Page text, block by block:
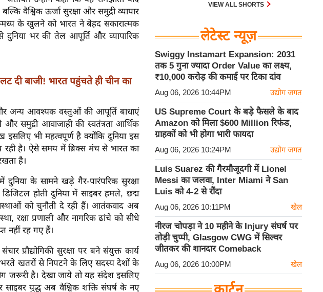
वैश्विक ऊर्जा सुरक्षा और समुद्री व्यापार
के खुलने को भारत ने बेहद सकारात्मक
दुनिया भर की तेल आपूर्ति और व्यापारिक
दी बाजी! भारत पहुंचते ही चीन का
अन्य आवश्यक वस्तुओं की आपूर्ति बाधाएं
समुद्री आवाजाही की स्वतंत्रता आर्थिक
इसलिए भी महत्वपूर्ण है क्योंकि दुनिया इस
है। ऐसे समय में ब्रिक्स मंच से भारत का
है।
दुनिया के सामने खड़े गैर-पारंपरिक सुरक्षा
होती दुनिया में साइबर हमले, छद्म
को चुनौती दे रही हैं। आतंकवाद अब
रक्षा प्रणाली और नागरिक ढांचे को सीधे
नहीं रह गए हैं।
प्रौद्योगिकी सुरक्षा पर बने संयुक्त कार्य
उभरते खतरों से निपटने के लिए सदस्य देशों के
जरूरी है। देखा जाये तो यह संदेश इसलिए
साइबर युद्ध अब वैश्विक शक्ति संघर्ष के नए
VIEW ALL SHORTS
लेटेस्ट न्यूज़
Swiggy Instamart Expansion: 2031
तक 5 गुना ज्यादा Order Value का लक्ष्य,
₹10,000 करोड़ की कमाई पर टिका दांव
Aug 06, 2026 10:44PM उद्योग जगत
US Supreme Court के बड़े फैसले के बाद
Amazon को मिला $600 Million रिफंड,
ग्राहकों को भी होगा भारी फायदा
Aug 06, 2026 10:24PM उद्योग जगत
Luis Suarez की गैरमौजूदगी में Lionel
Messi का जलवा, Inter Miami ने San
Luis को 4-2 से रौंदा
Aug 06, 2026 10:11PM खेल
नीरज चोपड़ा ने 10 महीने के Injury संघर्ष पर
तोड़ी चुप्पी, Glasgow CWG में सिल्वर
जीतकर की शानदार Comeback
Aug 06, 2026 10:00PM खेल